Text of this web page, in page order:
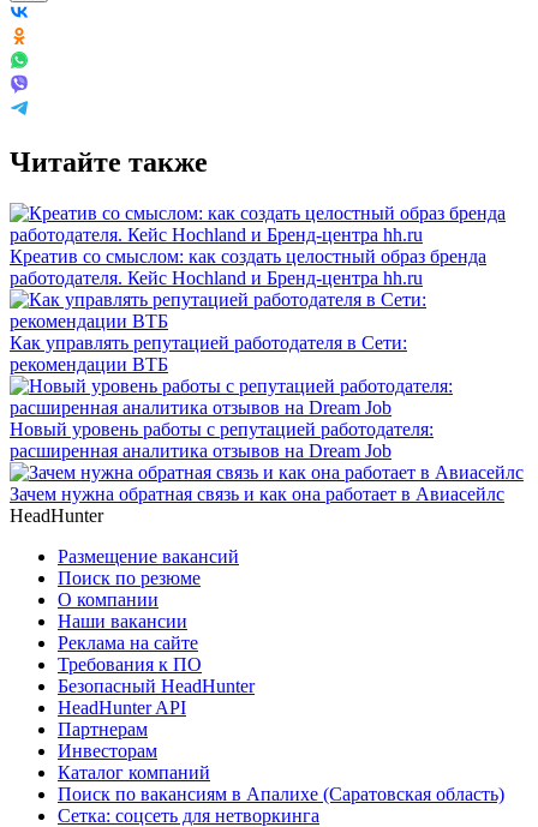
Читайте также
Креатив со смыслом: как создать целостный образ бренда
работодателя. Кейс Hochland и Бренд-центра hh.ru
Как управлять репутацией работодателя в Сети:
рекомендации ВТБ
Новый уровень работы с репутацией работодателя:
расширенная аналитика отзывов на Dream Job
Зачем нужна обратная связь и как она работает в Авиасейлс
HeadHunter
Размещение вакансий
Поиск по резюме
О компании
Наши вакансии
Реклама на сайте
Требования к ПО
Безопасный HeadHunter
HeadHunter API
Партнерам
Инвесторам
Каталог компаний
Поиск по вакансиям в Апалихе (Саратовская область)
Сетка: соцсеть для нетворкинга